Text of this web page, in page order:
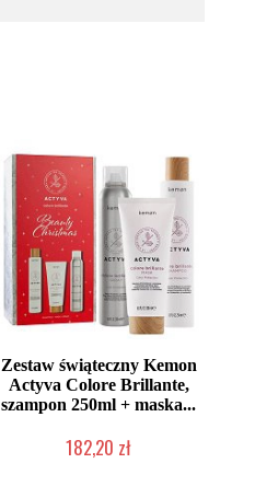
Zestaw świąteczny Kemon
Actyva Colore Brillante,
szampon 250ml + maska...
182,20 zł